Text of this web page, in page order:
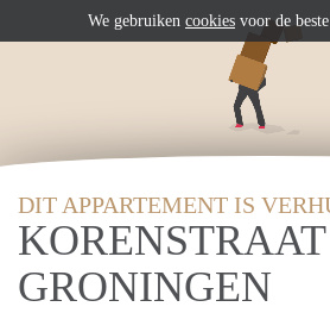
DIT APPARTEMENT IS
GRONINGEN
We gebruiken cookies voor de